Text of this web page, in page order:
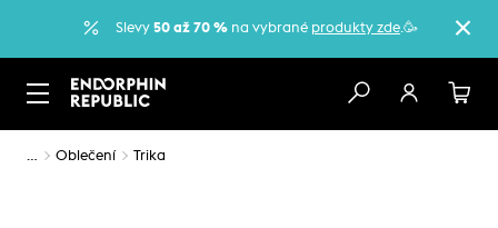
Slevy 50 až 70 % na vybrané produkty zde.🥳
… Oblečení Trika